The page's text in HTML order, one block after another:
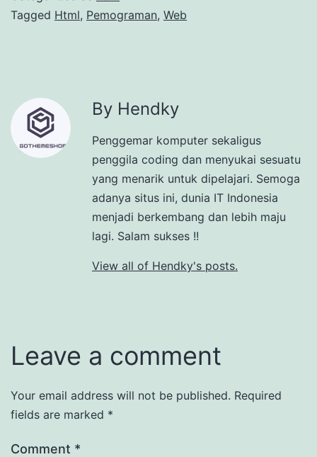
Tagged Html, Pemograman, Web
By Hendky
Penggemar komputer sekaligus
penggila coding dan menyukai sesuatu
yang menarik untuk dipelajari. Semoga
adanya situs ini, dunia IT Indonesia
menjadi berkembang dan lebih maju
lagi. Salam sukses !!
View all of Hendky's posts.
Leave a comment
Your email address will not be published. Required
fields are marked *
Comment *